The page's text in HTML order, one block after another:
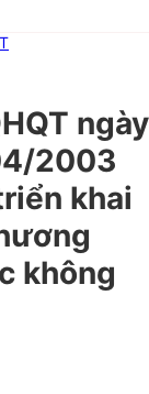
ngày
2003
khai
không